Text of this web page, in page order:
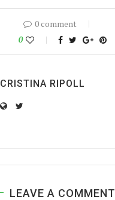
0 comment
0
CRISTINA RIPOLL
LEAVE A COMMENT